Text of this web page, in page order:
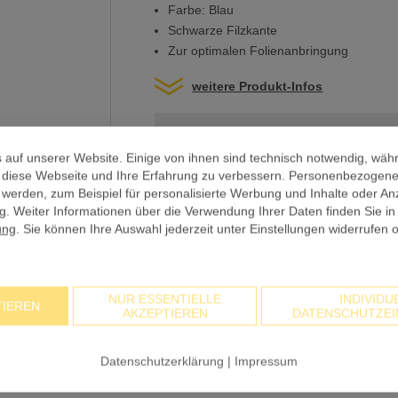
auf unserer Website. Einige von ihnen sind technisch notwendig,
Webseite und Ihre Erfahrung zu verbessern.
zum Beispiel für personalisierte Werbung und Inhalte oder
Weiter Informationen über die Verwendung Ihrer Daten finden Sie
. Sie können Ihre Auswahl jederzeit unter Einstellungen widerrufen
NUR ESSENTIELLE
AKZEPTIEREN
Datenschutzerklärung | Impressum
Farbe: Blau
Schwarze Filzkante
Zur optimalen Folienanbringung
weitere Produkt-Infos
PREIS GESAMT NETTO
PREIS GESAMT BRUTTO